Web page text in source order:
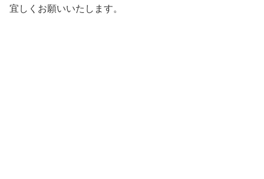
宜しくお願いいたします。